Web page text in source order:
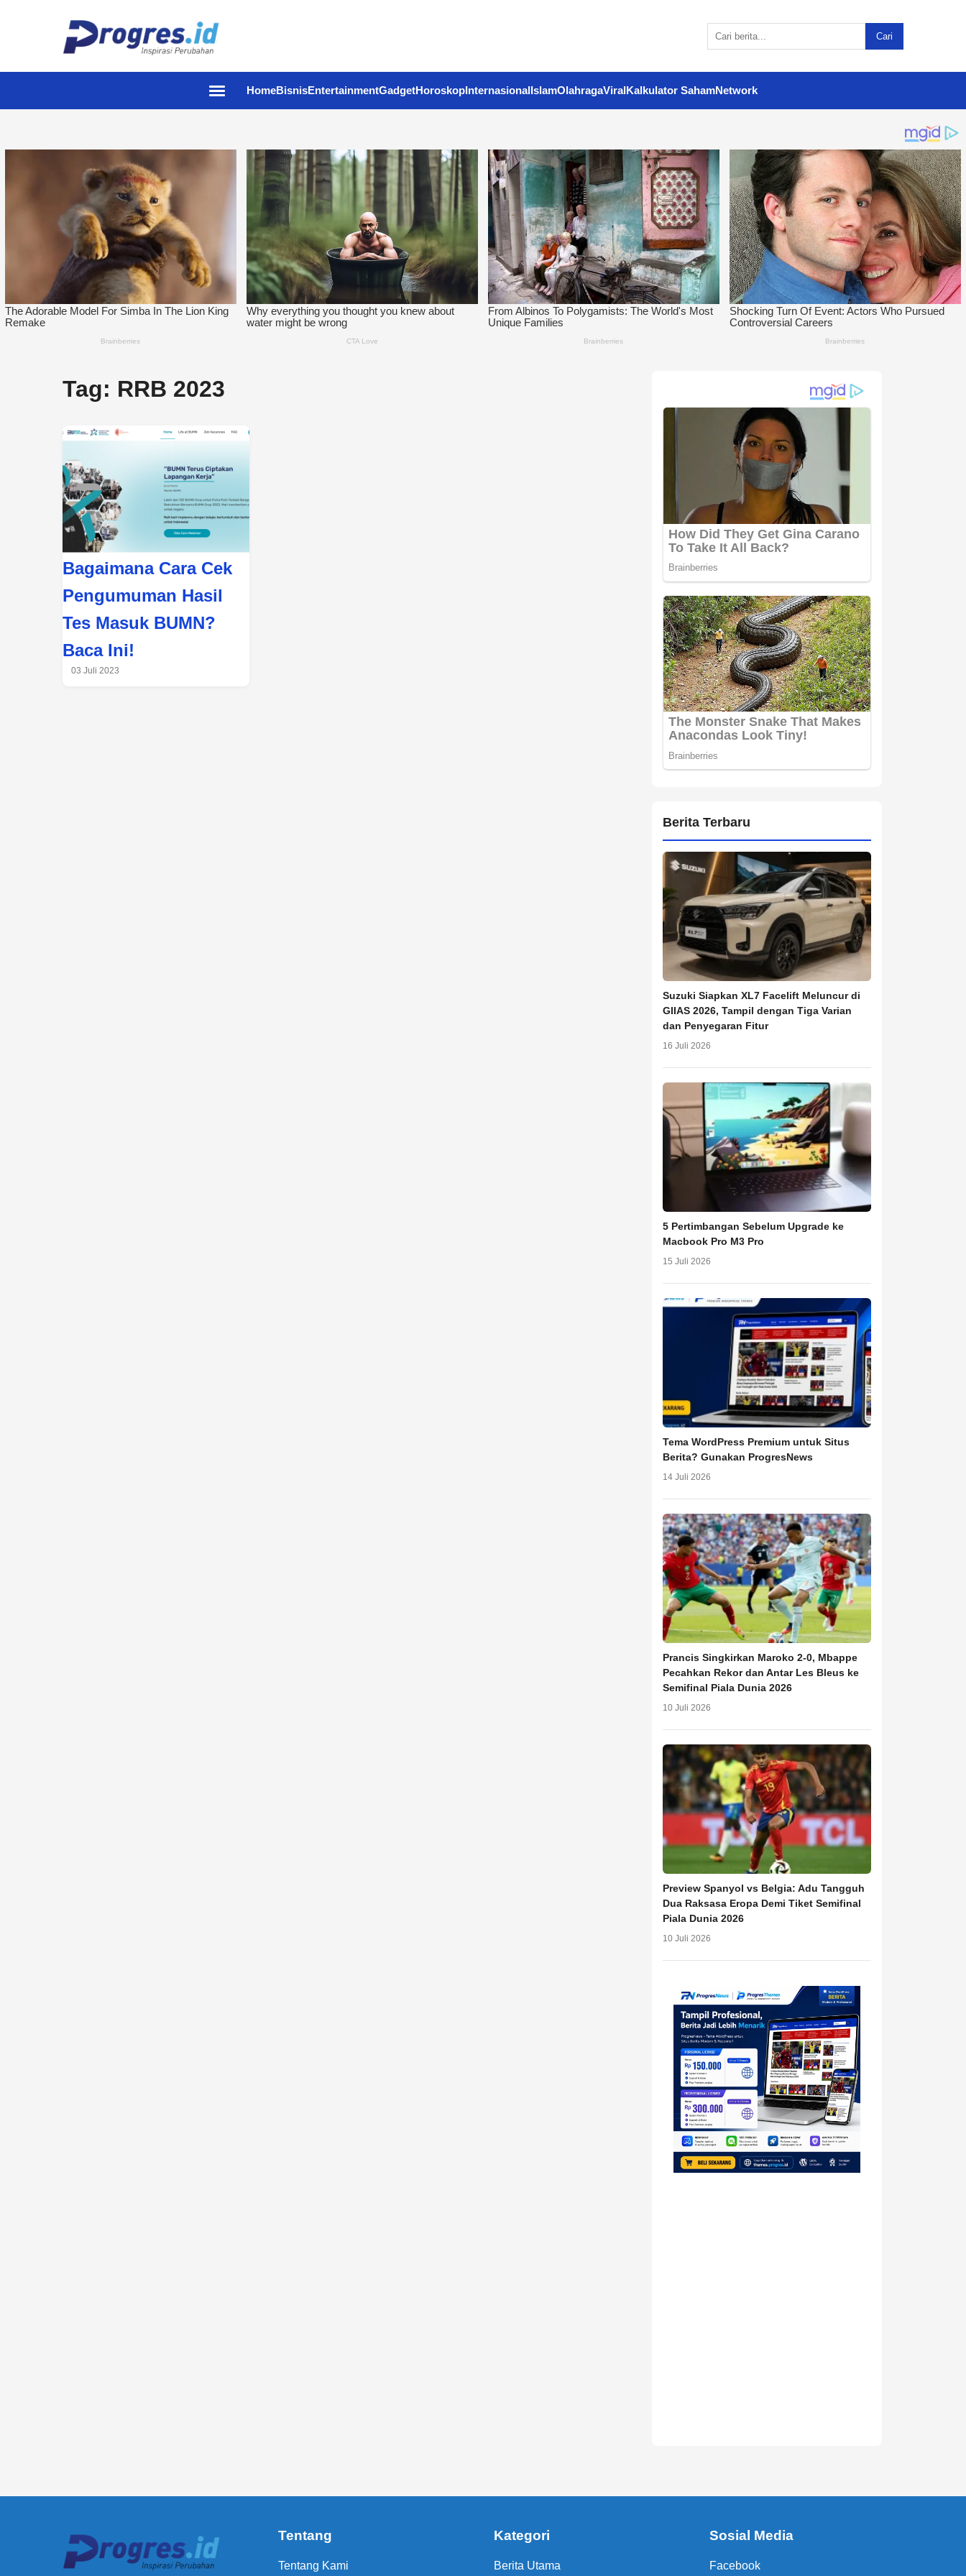
Cari
HomeBisnisEntertainmentGadgetHoroskopInternasionalIslamOlahragaViralKalkulator SahamNetwork
Tag: RRB 2023
Bagaimana Cara Cek
Pengumuman Hasil
Tes Masuk BUMN?
Baca Ini!
03 Juli 2023
Berita Terbaru
Suzuki Siapkan XL7 Facelift Meluncur di
GIIAS 2026, Tampil dengan Tiga Varian
dan Penyegaran Fitur
16 Juli 2026
5 Pertimbangan Sebelum Upgrade ke
Macbook Pro M3 Pro
15 Juli 2026
Tema WordPress Premium untuk Situs
Berita? Gunakan ProgresNews
14 Juli 2026
Prancis Singkirkan Maroko 2-0, Mbappe
Pecahkan Rekor dan Antar Les Bleus ke
Semifinal Piala Dunia 2026
10 Juli 2026
Preview Spanyol vs Belgia: Adu Tangguh
Dua Raksasa Eropa Demi Tiket Semifinal
Piala Dunia 2026
10 Juli 2026
Tentang
Tentang Kami
Kategori
Berita Utama
Sosial Media
Facebook